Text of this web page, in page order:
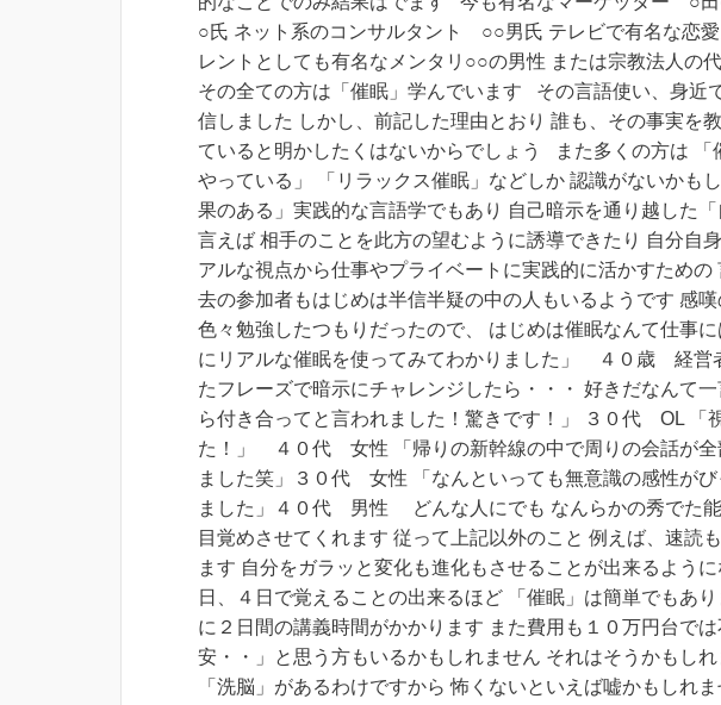
○氏 ネット系のコンサルタント ○○男氏 テレビで有名な恋
レントとしても有名なメンタリ○○の男性 または宗教法人の
その全ての方は 「催眠」 学んでいます その言語使い、身近
信しました しかし、前記した理由とおり 誰も、その事実を
ていると明かしたくはないからでしょう また多くの方は 「
やっている」 「リラックス催眠」などしか 認識がないかも
果のある」実践的な言語学でもあり 自己暗示を通り越した
言えば 相手のことを此方の望むように誘導できたり 自分自
アルな視点から仕事やプライベートに実践的に活かすための
去の参加者もはじめは半信半疑の中の人もいるようです 感
色々勉強したつもりだったので、 はじめは催眠なんて仕事
にリアルな催眠を使ってみてわかりました」 ４０歳 経
たフレーズで暗示にチャレンジしたら・・・ 好きだなんて
ら付き合ってと言われました！驚きです！」 ３０代 OL 「
た！」 ４０代 女性 「帰りの新幹線の中で周りの会話が全
ました笑」３０代 女性 「なんといっても無意識の感性が
ました」４０代 男性 どんな人にでも なんらかの秀でた能
目覚めさせてくれます 従って上記以外のこと 例えば、速読
ます 自分をガラッと変化も進化もさせることが出来るよう
日、４日で覚えることの出来るほど 「催眠」は簡単でもあ
に２日間の講義時間がかかります また費用も１０万円台で
安・・」と思う方もいるかもしれません それはそうかもし
「洗脳」があるわけですから 怖くないといえば嘘かもしれ